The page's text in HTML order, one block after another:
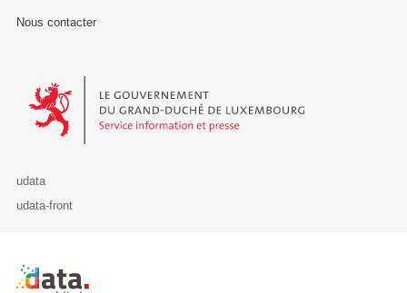
Nous contacter
Le Gouvernement du Grand-Duché de Luxembourg - Service
udata
udata-front
Retour à l'accueil de data.public.lu